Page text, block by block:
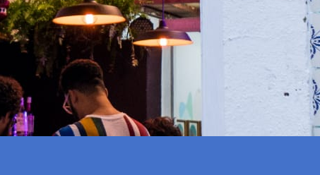
promoverá encontro de pessoas interessadas no
3 de fevereiro de 2020